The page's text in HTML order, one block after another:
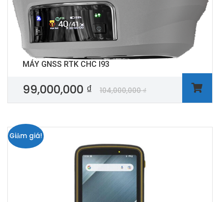
MÁY GNSS RTK CHC I93
104,000,000₫
99,000,000 ₫
Giảm giá!